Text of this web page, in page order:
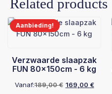
Related products
Aanbieding!
Verzwaarde slaapzak
FUN 80x150cm - 6 kg
Vanaf:189,00€
Oorspronkelijke
169,00 €
Huidige